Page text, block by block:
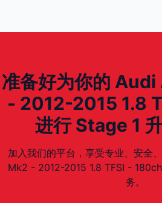
准备好为你的
- 2012-2015 1.8
进行 Stage 1
加入我们的平台，享受专业、安全
Mk2 - 2012-2015 1.8 TFSI -
务。